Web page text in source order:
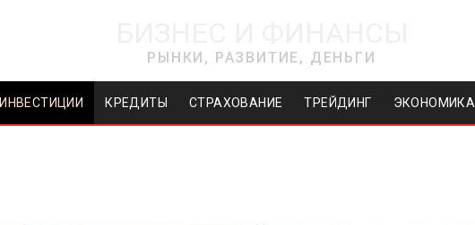
РЫНКИ, РАЗВИТИЕ, ДЕНЬГИ
ИНВЕСТИЦИИ КРЕДИТЫ СТРАХОВАНИЕ ТРЕЙДИНГ ЭКОНОМИКА